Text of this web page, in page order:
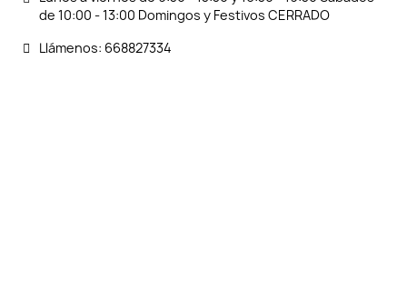
de 10:00 - 13:00 Domingos y Festivos CERRADO
Llámenos: 668827334